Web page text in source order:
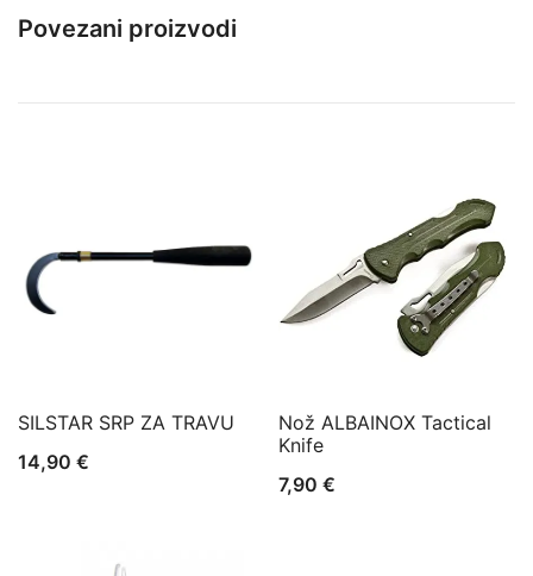
Povezani proizvodi
SILSTAR SRP ZA TRAVU
14,90 €
Nož ALBAINOX Tactical
Knife
7,90 €